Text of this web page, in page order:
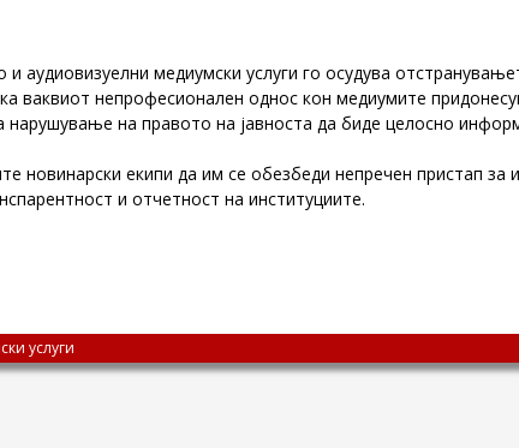
и аудиовизуелни медиумски услуги го осудува
ваквиот непрофесионален однос кон медиумите
нарушување на правото на јавноста да биде целосно
новинарски екипи да им се обезбеди непречен пристап за
и отчетност на институциите.
услуги